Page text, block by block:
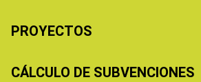
PROYECTOS
CÁLCULO DE SUBVENCIONES